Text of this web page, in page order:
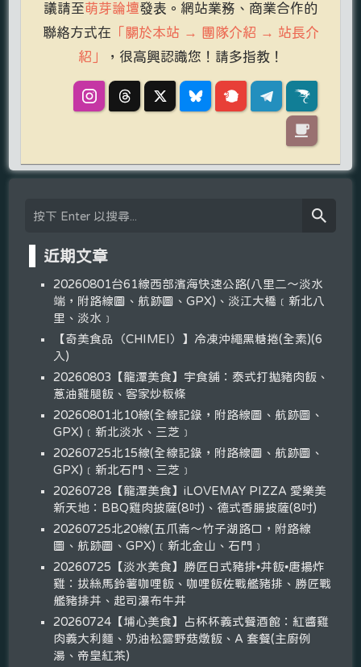
議請至萌芽論壇發表。網站業務、商業合作的
聯絡方式在 「關於本站 → 團隊介紹 → 站長介
紹」
，很高興認識您！請多指教！
近期文章
20260801台61線西部濱海快速公路(八里二～淡水
端，附路線圖、航跡圖、GPX)、淡江大橋﹝新北八
里、淡水﹞
【奇美食品（CHIMEI）】冷凍沖繩黑糖捲(全素)(6
入)
20260803【龍潭美食】宇食舖：泰式打拋豬肉飯、
蔥油雞腿飯、客家炒粄條
20260801北10線(全線記錄，附路線圖、航跡圖、
GPX)﹝新北淡水、三芝﹞
20260725北15線(全線記錄，附路線圖、航跡圖、
GPX)﹝新北石門、三芝﹞
20260728【龍潭美食】iLOVEMAY PIZZA 愛樂美
新天地：BBQ雞肉披薩(8吋)、德式香腸披薩(8吋)
20260725北20線(五爪崙～竹子湖路口，附路線
圖、航跡圖、GPX)﹝新北金山、石門﹞
20260725【淡水美食】勝匠日式豬排•丼飯•唐揚炸
雞：拔絲馬鈴薯咖哩飯、咖哩飯佐戰艦豬排、勝匠戰
艦豬排丼、起司瀑布牛丼
20260724【埔心美食】占杯杯義式餐酒館：紅醬雞
肉義大利麵、奶油松露野菇燉飯、A 套餐(主廚例
湯、帝皇紅茶)